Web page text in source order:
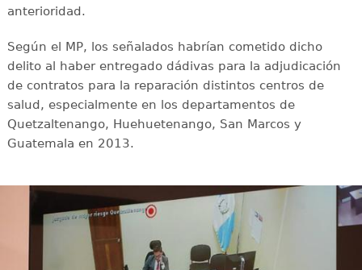
anterioridad.
Según el MP, los señalados habrían cometido dicho
delito al haber entregado dádivas para la adjudicación
de contratos para la reparación distintos centros de
salud, especialmente en los departamentos de
Quetzaltenango, Huehuetenango, San Marcos y
Guatemala en 2013.